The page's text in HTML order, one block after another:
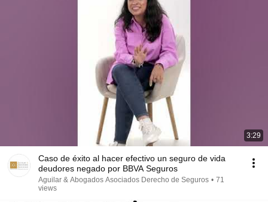
3:29
Caso de éxito al hacer efectivo un seguro de vida
deudores negado por BBVA Seguros
Aguilar & Abogados Asociados Derecho de Seguros • 71
views